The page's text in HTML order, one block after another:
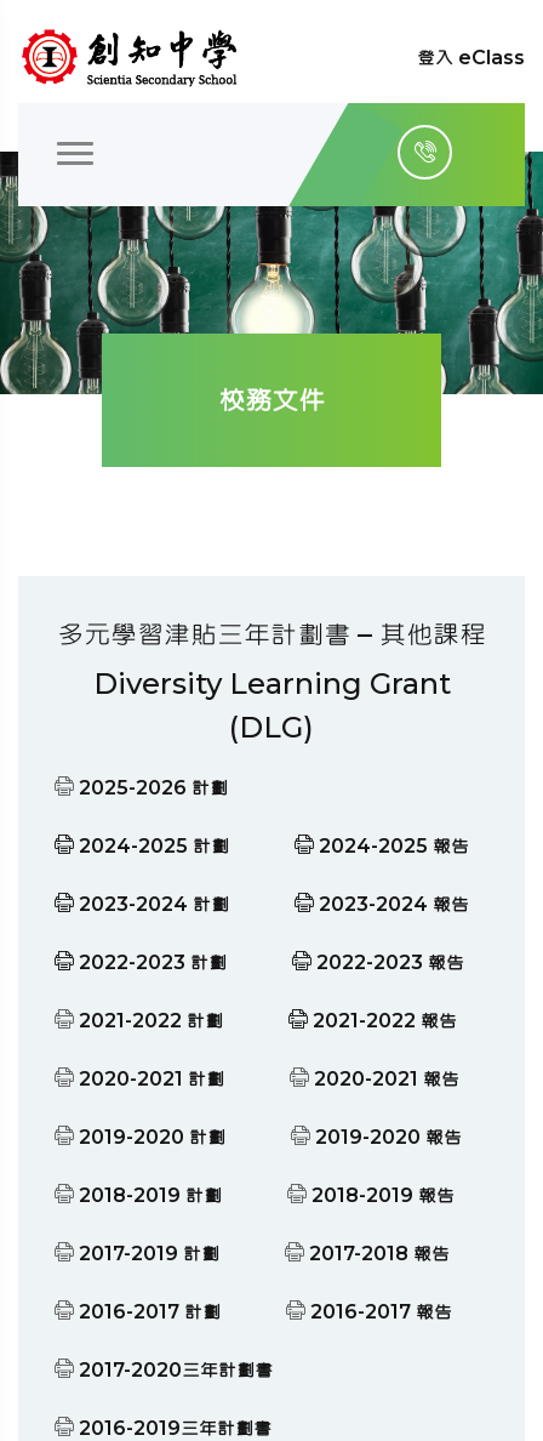
登入 eClass
校務文件
多元學習津貼三年計劃書 – 其他課程
Diversity Learning Grant
(DLG)
2025-2026 計劃
2024-2025 計劃 2024-2025 報告
2023-2024 計劃 2023-2024 報告
2022-2023 計劃 2022-2023 報告
2021-2022 計劃 2021-2022 報告
2020-2021 計劃 2020-2021 報告
2019-2020 計劃 2019-2020 報告
2018-2019 計劃 2018-2019 報告
2017-2019 計劃 2017-2018 報告
2016-2017 計劃 2016-2017 報告
2017-2020三年計劃書
2016-2019三年計劃書